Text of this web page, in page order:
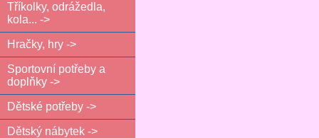
Tříkolky, odrážedla,
kola... ->
Hračky, hry ->
Sportovní potřeby a
doplňky ->
Dětské potřeby ->
Dětský nábytek ->